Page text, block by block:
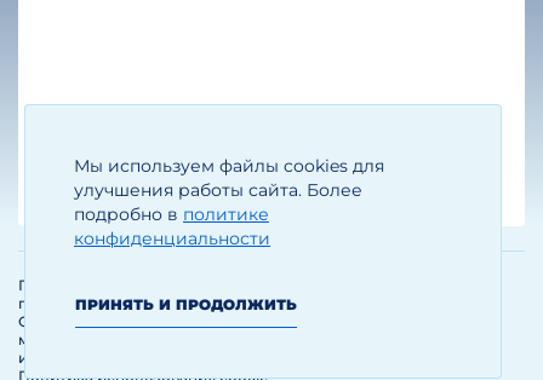
Мы используем файлы cookies для
улучшения работы сайта. Более
подробно в политике
конфиденциальности
ПРИНЯТЬ И ПРОДОЛЖИТЬ
Егизарян И.А.
Генеральный директор
Политика обработки и защиты
персональных данных
Политика использования cookie-
Соглашение об использовании
материалов и сервисов
интернет-сайта